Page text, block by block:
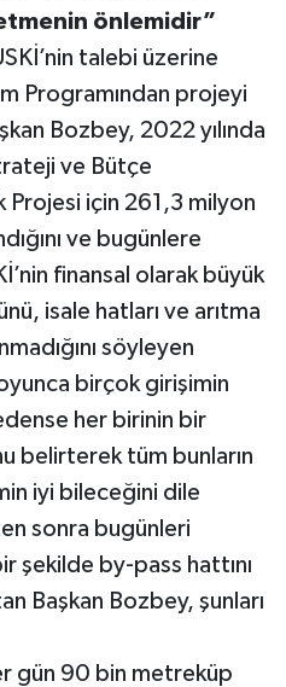
önlemidir”
talebi üzerine
Programından projeyi
Bozbey, 2022 yılında
ve Bütçe
Projesi için 261,3 milyon
ve bugünlere
finansal olarak büyük
isale hatları ve arıtma
söyleyen
birçok girişimin
her birinin bir
belirterek tüm bunların
iyi bileceğini dile
sonra bugünleri
şekilde by-pass hattını
Başkan Bozbey, şunları
gün 90 bin metreküp